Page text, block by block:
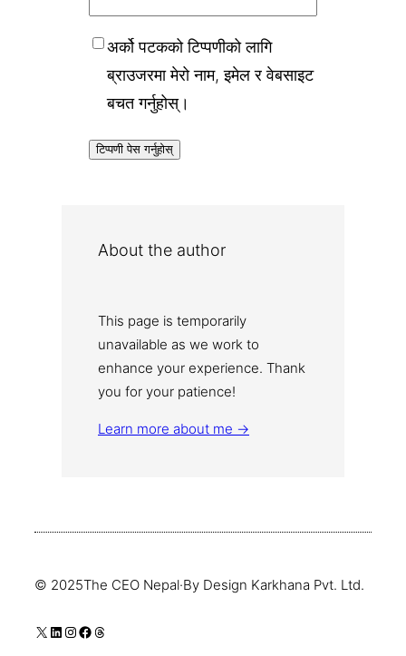
अर्को पटकको टिप्पणीको लागि
ब्राउजरमा मेरो नाम, इमेल र वेबसाइट
बचत गर्नुहोस्।
About the author
This page is temporarily
unavailable as we work to
enhance your experience. Thank
you for your patience!
Learn more about me →
© 2025The CEO Nepal·By Design Karkhana Pvt. Ltd.
एक्सलिङ्क्डइन
इन्स्टाग्राम
फेसबुक
थ्रेड